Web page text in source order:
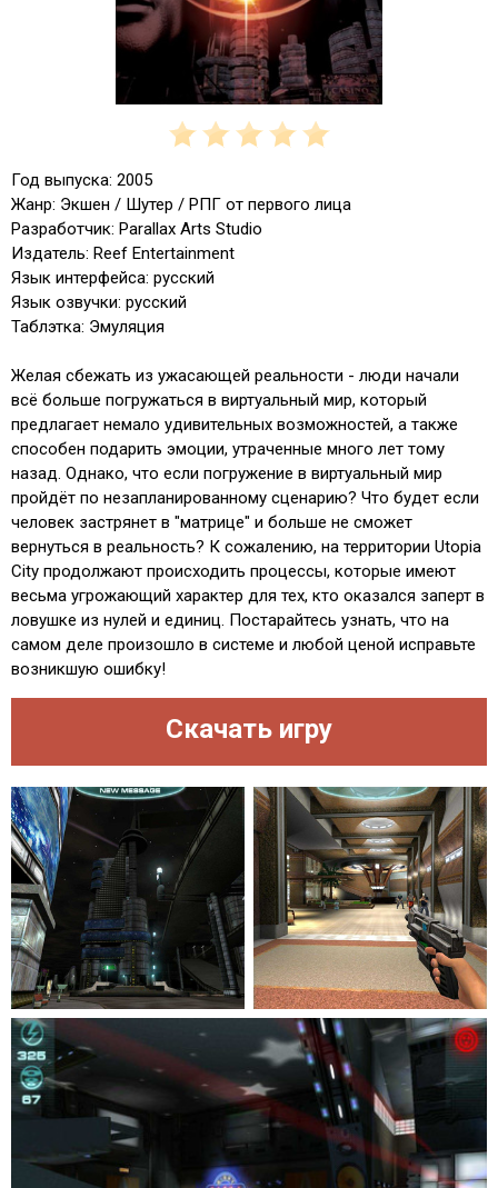
Год выпуска: 2005
Жанр: Экшен / Шутер / РПГ от первого лица
Разработчик: Parallax Arts Studio
Издатель: Reef Entertainment
Язык интерфейса: русский
Язык озвучки: русский
Таблэтка: Эмуляция
Желая сбежать из ужасающей реальности - люди начали
всё больше погружаться в виртуальный мир, который
предлагает немало удивительных возможностей, а также
способен подарить эмоции, утраченные много лет тому
назад. Однако, что если погружение в виртуальный мир
пройдёт по незапланированному сценарию? Что будет если
человек застрянет в "матрице" и больше не сможет
вернуться в реальность? К сожалению, на территории Utopia
City продолжают происходить процессы, которые имеют
весьма угрожающий характер для тех, кто оказался заперт в
ловушке из нулей и единиц. Постарайтесь узнать, что на
самом деле произошло в системе и любой ценой исправьте
возникшую ошибку!
Скачать игру